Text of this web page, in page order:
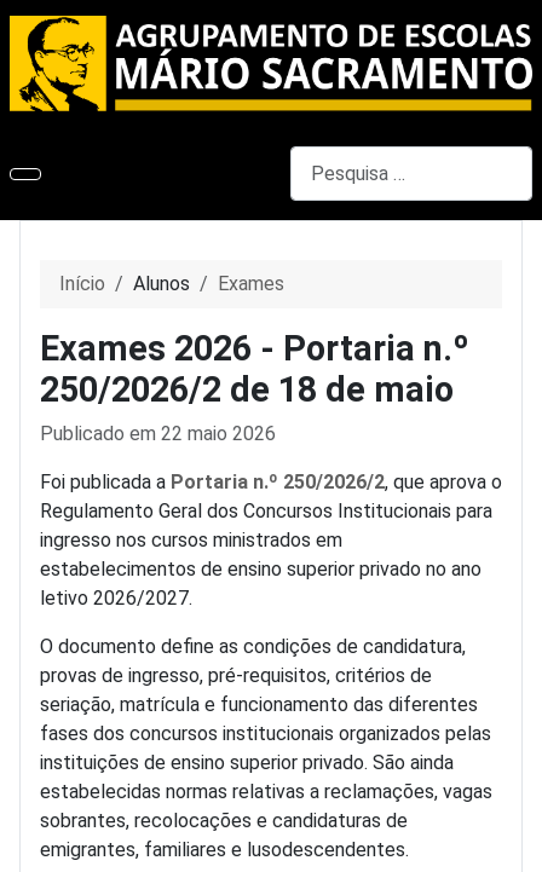
Início Alunos Exames
Exames 2026 - Portaria n.º
250/2026/2 de 18 de maio
Detalhes
Publicado em 22 maio 2026
Foi publicada a Portaria n.º 250/2026/2, que aprova o
Regulamento Geral dos Concursos Institucionais para
ingresso nos cursos ministrados em
estabelecimentos de ensino superior privado no ano
letivo 2026/2027.
O documento define as condições de candidatura,
provas de ingresso, pré-requisitos, critérios de
seriação, matrícula e funcionamento das diferentes
fases dos concursos institucionais organizados pelas
instituições de ensino superior privado. São ainda
estabelecidas normas relativas a reclamações, vagas
sobrantes, recolocações e candidaturas de
emigrantes, familiares e lusodescendentes.